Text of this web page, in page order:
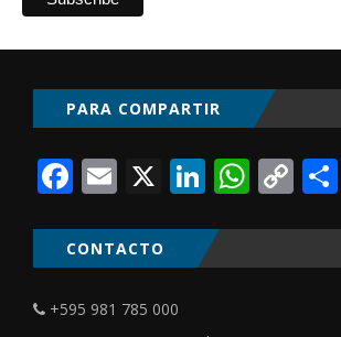
PARA COMPARTIR
Facebook
Email
X LinkedIn
CONTACTO
+595 981 785 000